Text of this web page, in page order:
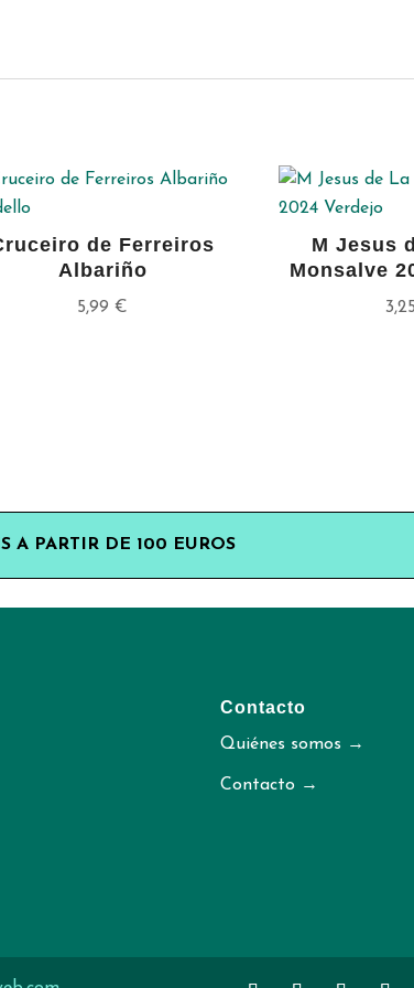
de Ferreiros
Albariño
5,99€
M Jesus
Monsalve
3,25
A PARTIR DE 100 EUROS
Contacto
Quiénes somos →
Contacto →